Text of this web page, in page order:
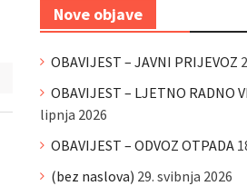
Nove objave
OBAVIJEST – JAVNI PRIJEVOZ
OBAVIJEST – LJETNO RADNO
lipnja 2026
OBAVIJEST – ODVOZ OTPADA
(bez naslova) 29. svibnja 2026